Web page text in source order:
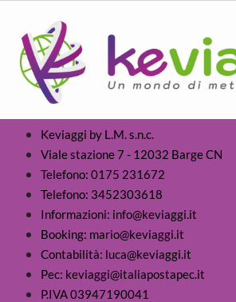
Keviaggi by L.M. s.n.c.
Viale stazione 7 - 12032 Barge CN
Telefono: 0175 231672
Telefono: 3452303618
Informazioni: info@keviaggi.it
Booking: mario@keviaggi.it
Contabilità: luca@keviaggi.it
Pec: keviaggi@italiapostapec.it
P.IVA 03947190041